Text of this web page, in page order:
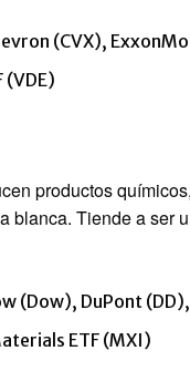
(CVX),
(VDE)
productos
blanca. Tiende a ser
(Dow), DuPont
ETF (MXI)